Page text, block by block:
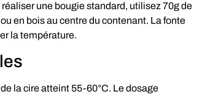
une bougie standard, utilisez 70g de
en bois au centre du contenant. La fonte
la température.
la cire atteint 55-60°C. Le dosage